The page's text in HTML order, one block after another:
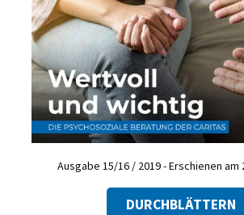
Ausgabe 15/16 / 2019 - Erschienen am
DURCHBLÄTTERN